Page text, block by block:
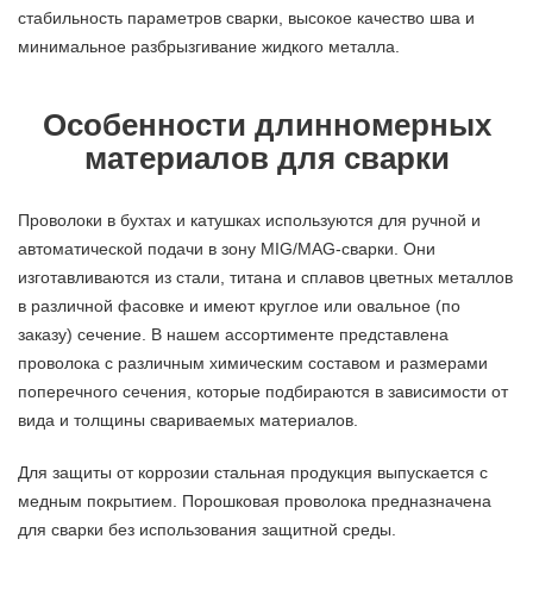
стабильность параметров сварки, высокое качество шва и
минимальное разбрызгивание жидкого металла.
Особенности длинномерных
материалов для сварки
Проволоки в бухтах и катушках используются для ручной и
автоматической подачи в зону MIG/MAG-сварки. Они
изготавливаются из стали, титана и сплавов цветных металлов
в различной фасовке и имеют круглое или овальное (по
заказу) сечение. В нашем ассортименте представлена
проволока с различным химическим составом и размерами
поперечного сечения, которые подбираются в зависимости от
вида и толщины свариваемых материалов.
Для защиты от коррозии стальная продукция выпускается с
медным покрытием. Порошковая проволока предназначена
для сварки без использования защитной среды.